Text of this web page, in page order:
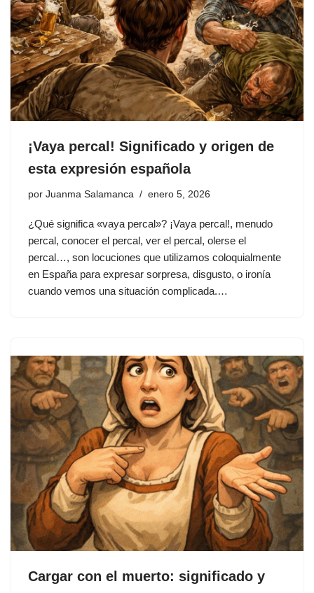
¡Vaya percal! Significado y origen de
esta expresión española
por Juanma Salamanca enero 5, 2026
¿Qué significa «vaya percal»? ¡Vaya percal!, menudo
percal, conocer el percal, ver el percal, olerse el
percal…, son locuciones que utilizamos coloquialmente
en España para expresar sorpresa, disgusto, o ironía
cuando vemos una situación complicada.…
Cargar con el muerto: significado y